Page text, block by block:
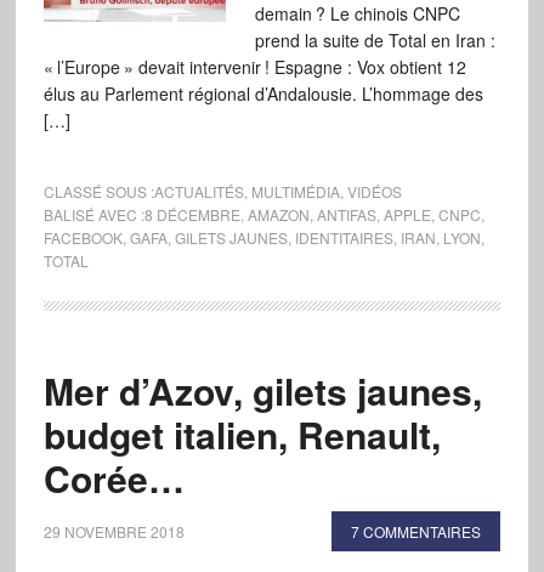
demain ? Le chinois CNPC
prend la suite de Total en Iran :
« l’Europe » devait intervenir ! Espagne : Vox obtient 12
élus au Parlement régional d’Andalousie. L’hommage des
[…]
CLASSÉ SOUS :ACTUALITÉS, MULTIMÉDIA, VIDÉOS
BALISÉ AVEC :8 DÉCEMBRE AMAZON ANTIFAS, APPLE CNPC
FACEBOOK, GAFA, GILETS JAUNES, IDENTITAIRES, IRAN LYON
TOTAL
Mer d’Azov, gilets jaunes,
budget italien, Renault,
Corée…
29 NOVEMBRE 2018 7 COMMENTAIRES